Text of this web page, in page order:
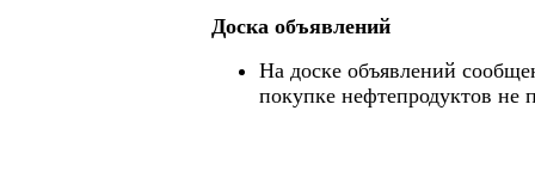
Доска объявлений
На доске объявлений
покупке нефтепродуктов не